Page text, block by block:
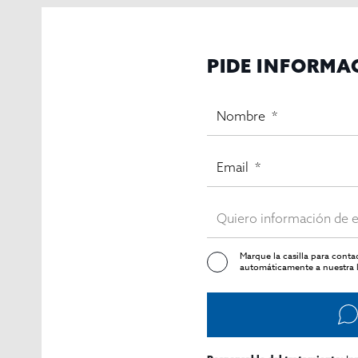
Su tamaño, número de habitaciones y servicios
PIDE
Marque la casilla para
automáticamente a